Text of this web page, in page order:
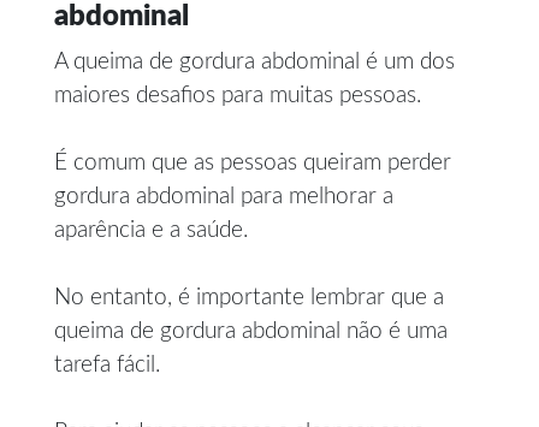
abdominal
A queima de gordura abdominal é um dos
maiores desafios para muitas pessoas.
É comum que as pessoas queiram perder
gordura abdominal para melhorar a
aparência e a saúde.
No entanto, é importante lembrar que a
queima de gordura abdominal não é uma
tarefa fácil.